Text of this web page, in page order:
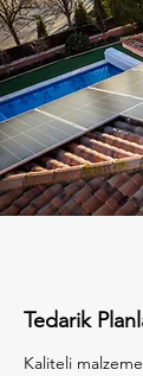
Tedarik
Kaliteli